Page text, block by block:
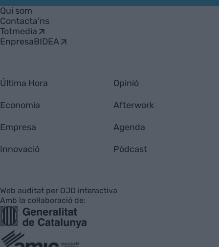
Empresa
Qui som
Contacta'ns
Totmedia
EnpresaBIDEA
Última Hora
Economia
Empresa
Innovació
Opinió
Afterwork
Agenda
Pòdcast
Web auditat per OJD interactiva
Amb la col·laboració de: